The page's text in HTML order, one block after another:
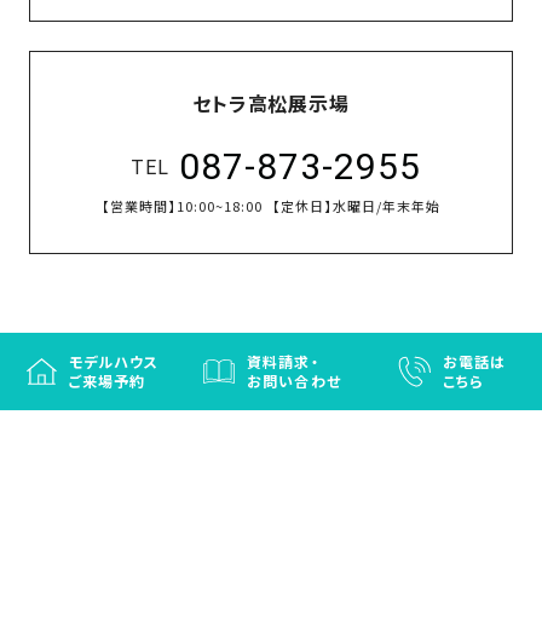
モデルハウス
ご来場予約
資料請求・
お問い合わせ
お電話は
こちら
セトラ高松展示場
TEL 087-873-2955
【営業時間】 10:00~18:00 【定休日】水曜日/年末年始